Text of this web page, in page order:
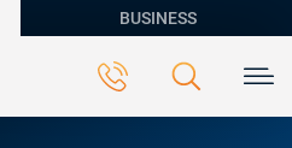
BUSINESS